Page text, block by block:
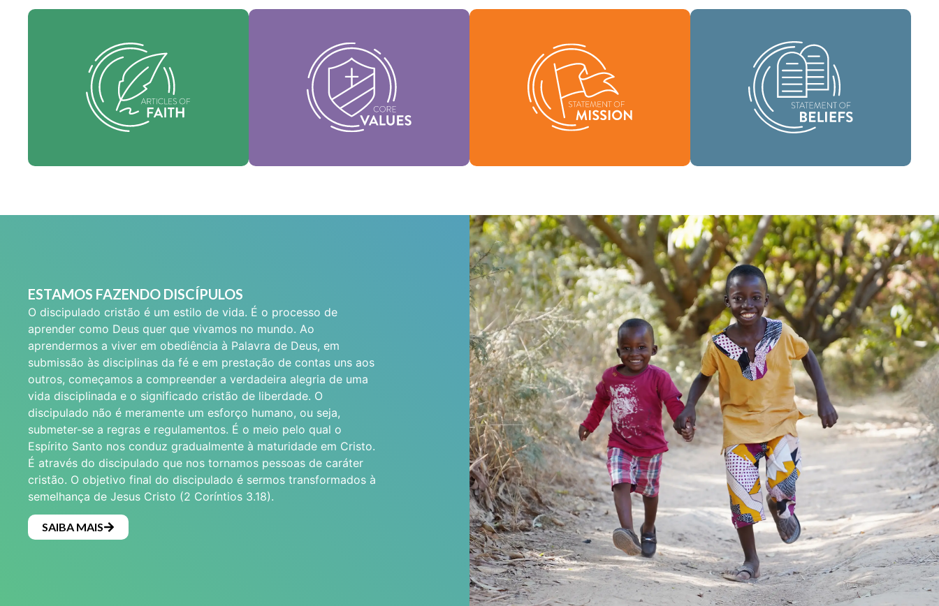
Nossos artigos de fé são nossas
crenças fundamentais e estabelecem
as verdades essenciais que orientam
todas as áreas de nossa prática.
Fé
essência da nossa identidade,
sustentam a visão da nossa
denominação e ajudam a moldar a
nossa cultura.
Valores
Nossa declaração de missão define
quem somos, por que existimos e
nossa razão de ser.
Missão
temos a missão de levar as boas novas
da vida em Jesus Cristo a pessoas em
todos os lugares e de difundir a
mensagem da santidade bíblica por
todas as terras.
ESTAMOS FAZENDO DISCÍPULOS
O discipulado cristão é um estilo de vida. É o processo de
aprender como Deus quer que vivamos no mundo. Ao
aprendermos a viver em obediência à Palavra de Deus, em
submissão às disciplinas da fé e em prestação de contas uns aos
outros, começamos a compreender a verdadeira alegria de uma
vida disciplinada e o significado cristão de liberdade. O
discipulado não é meramente um esforço humano, ou seja,
submeter-se a regras e regulamentos. É o meio pelo qual o
Espírito Santo nos conduz gradualmente à maturidade em Cristo.
É através do discipulado que nos tornamos pessoas de caráter
cristão. O objetivo final do discipulado é sermos transformados à
semelhança de Jesus Cristo (2 Coríntios 3.18).
SAIBA MAIS